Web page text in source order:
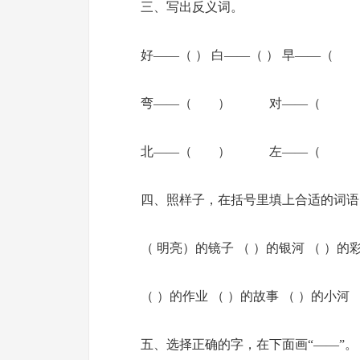
三、写出反义词。
好——（ ） 白——（ ） 早——（
弯——（ ） 对——（
北——（ ） 左——（
四、照样子，在括号里填上合适的词语
（ 明亮）的镜子 （ ）的银河 （ ）的
（ ）的作业 （ ）的故事 （ ）的小河
五、选择正确的字，在下面画“——”。